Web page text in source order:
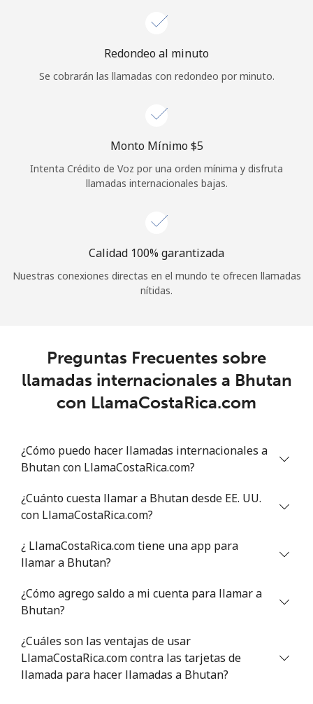
¿Olvidaste tu contraseña? →
Continuar con
Redondeo al minuto
Se cobrarán las llamadas con redondeo por minuto.
Monto Mínimo ⁦$5⁩
Intenta Crédito de Voz por una orden mínima y disfruta
llamadas internacionales bajas.
Calidad 100% garantizada
Nuestras conexiones directas en el mundo te ofrecen llamadas
nítidas.
Preguntas Frecuentes sobre
llamadas internacionales a Bhutan
con LlamaCostaRica.com
¿Cómo puedo hacer llamadas internacionales a
Bhutan con LlamaCostaRica.com?
¿Cuánto cuesta llamar a Bhutan desde EE. UU.
con LlamaCostaRica.com?
¿ LlamaCostaRica.com tiene una app para
llamar a Bhutan?
¿Cómo agrego saldo a mi cuenta para llamar a
Bhutan?
¿Cuáles son las ventajas de usar
LlamaCostaRica.com contra las tarjetas de
llamada para hacer llamadas a Bhutan?